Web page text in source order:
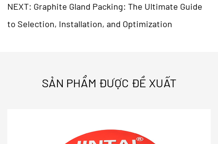
NEXT: Graphite Gland Packing: The Ultimate Guide
to Selection, Installation, and Optimization
SẢN PHẨM ĐƯỢC ĐỀ XUẤT